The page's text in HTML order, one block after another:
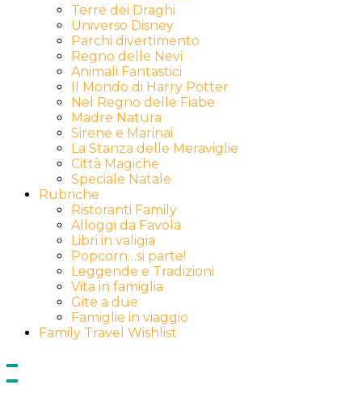
Terre dei Draghi
Universo Disney
Parchi divertimento
Regno delle Nevi
Animali Fantastici
Il Mondo di Harry Potter
Nel Regno delle Fiabe
Madre Natura
Sirene e Marinai
La Stanza delle Meraviglie
Città Magiche
Speciale Natale
Rubriche
Ristoranti Family
Alloggi da Favola
Libri in valigia
Popcorn…si parte!
Leggende e Tradizioni
Vita in famiglia
Gite a due
Famiglie in viaggio
Family Travel Wishlist
Show
side
Hide